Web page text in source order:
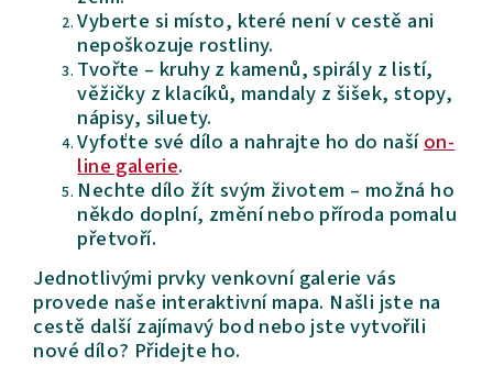
Vyberte si místo, které není v cestě ani
nepoškozuje rostliny.
Tvořte – kruhy z kamenů, spirály z listí,
věžičky z klacíků, mandaly z šišek, stopy,
nápisy, siluety.
Vyfoťte své dílo a nahrajte ho do našíon-
line galerie.
Nechte dílo žít svým životem – možná ho
někdo doplní, změní nebo příroda pomalu
přetvoří.
Jednotlivými prvky venkovní galerie vás
provede naše interaktivní mapa. Našli jste na
cestě další zajímavý bod nebo jste vytvořili
nové dílo? Přidejte ho.